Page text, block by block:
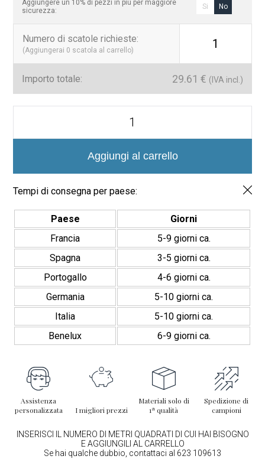
era:
36,57 €.
è:
29,61 €.
Aggiungere un 10% di pezzi in più per maggiore
sicurezza:
Si No
Numero di scatole richieste:
(Aggiungerai 0 scatola al carrello) 1
Importo totale: 29.61 € (IVA incl.)
quantità
Aggiungi al carrello
Tempi di consegna per paese:
Paese
Giorni
Francia
5-9 giorni ca.
Spagna
3-5 giorni ca.
Portogallo
4-6 giorni ca.
Germania
5-10 giorni ca.
Italia
5-10 giorni ca.
Benelux
6-9 giorni ca.
Assistenza
personalizzata
I migliori prezzi
Materiali solo di
1ª qualità
Spedizione di
campioni
INSERISCI IL NUMERO DI METRI QUADRATI DI CUI HAI BISOGNO
E AGGIUNGILI AL CARRELLO
Se hai qualche dubbio, contattaci al 623 109613